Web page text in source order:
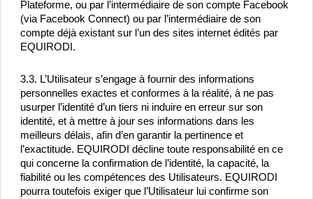
Plateforme, ou par l’intermédiaire de son compte Facebook
(via Facebook Connect) ou par l’intermédiaire de son
compte déjà existant sur l’un des sites internet édités par
EQUIRODI.
3.3. L’Utilisateur s’engage à fournir des informations
personnelles exactes et conformes à la réalité, à ne pas
usurper l’identité d’un tiers ni induire en erreur sur son
identité, et à mettre à jour ses informations dans les
meilleurs délais, afin d’en garantir la pertinence et
l’exactitude. EQUIRODI décline toute responsabilité en ce
qui concerne la confirmation de l’identité, la capacité, la
fiabilité ou les compétences des Utilisateurs. EQUIRODI
pourra toutefois exiger que l’Utilisateur lui confirme son